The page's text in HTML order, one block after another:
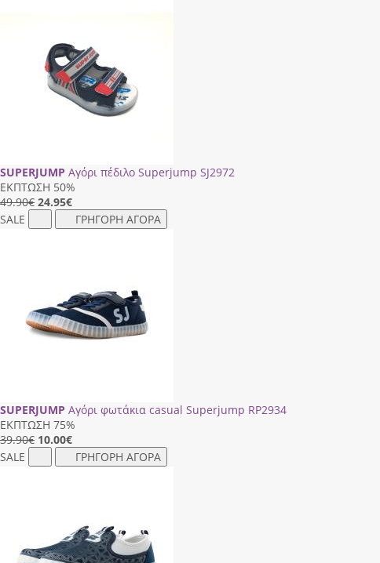
SUPERJUMP Αγόρι πέδιλο Superjump SJ2972
ΕΚΠΤΩΣΗ 50%
49.90€ 24.95€
SALE
ΓΡΗΓΟΡΗ ΑΓΟΡΑ
SUPERJUMP Αγόρι φωτάκια casual Superjump RΡ2934
ΕΚΠΤΩΣΗ 75%
39.90€ 10.00€
SALE
ΓΡΗΓΟΡΗ ΑΓΟΡΑ